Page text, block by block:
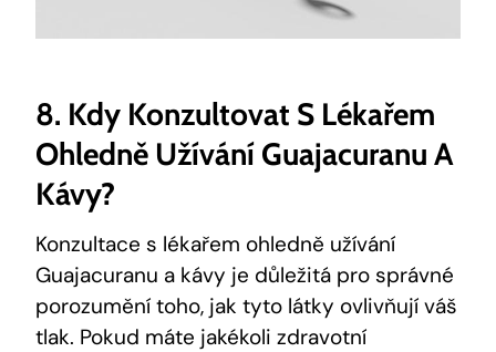
8. Kdy Konzultovat S Lékařem
Ohledně Užívání Guajacuranu A
Kávy?
Konzultace s lékařem ohledně užívání
Guajacuranu a kávy je důležitá pro správné
porozumění toho, jak tyto látky ovlivňují váš
tlak. Pokud máte jakékoli zdravotní